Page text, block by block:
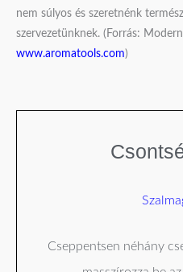
nem súlyos és szeretnénk
szervezetünknek. (Forrás:
www.aromatools.com)
Cseppentsen néhány